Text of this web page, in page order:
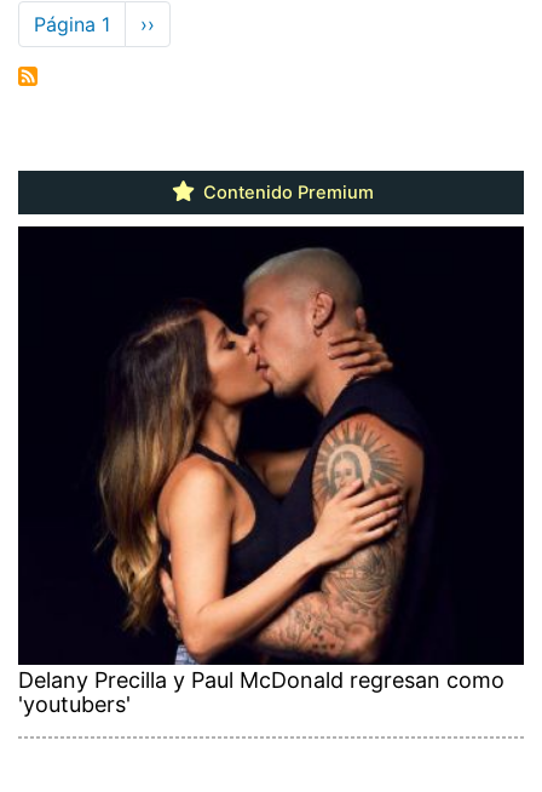
Paginación
Página 1
Siguiente
página
››
Contenido Premium
Delany Precilla y Paul McDonald regresan como
'youtubers'